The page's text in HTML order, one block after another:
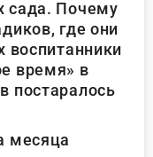
сада. Почему
где они
воспитанники
время» в
постаралось
месяца